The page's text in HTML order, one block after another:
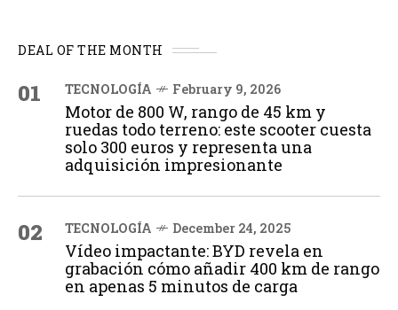
DEAL OF THE MONTH
01 TECNOLOGÍA February 9, 2026
Motor de 800 W, rango de 45 km y
ruedas todo terreno: este scooter cuesta
solo 300 euros y representa una
adquisición impresionante
02 TECNOLOGÍA December 24, 2025
Vídeo impactante: BYD revela en
grabación cómo añadir 400 km de rango
en apenas 5 minutos de carga